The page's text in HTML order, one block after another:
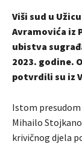
Viši sud u
Avramovića iz
ubistva
2023. godine.
potvrdili su iz
Istom presudom
Mihailo
krivičnog djela